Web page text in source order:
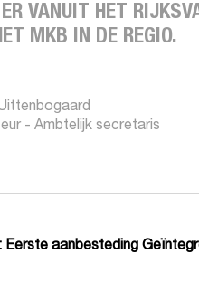
VANUIT HET
MKB IN DE REGIO.
- Ambtelijk secretaris
Eerste aanbesteding